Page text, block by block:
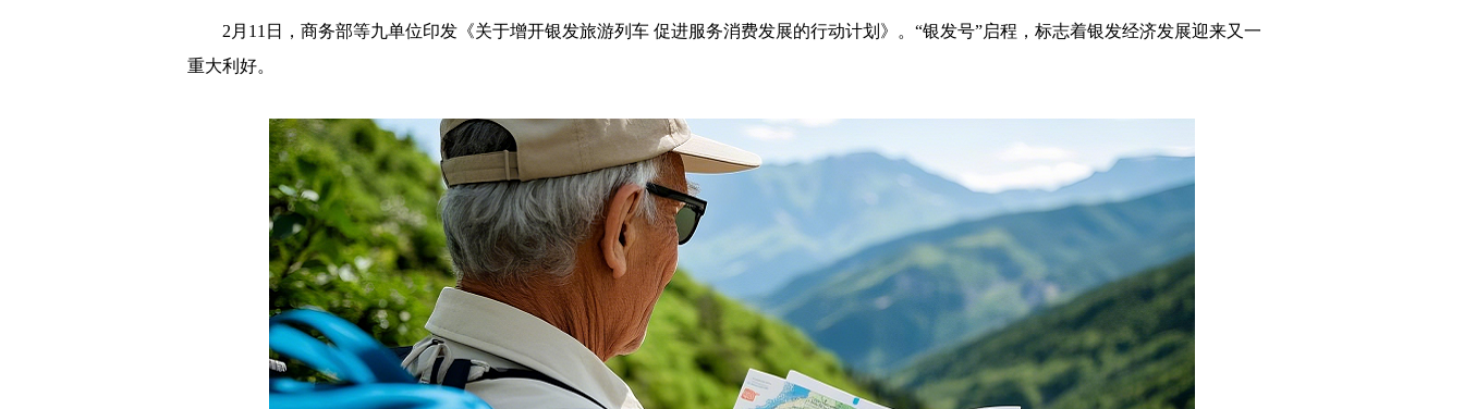
2月11日，商务部等九单位印发《关于增开银发旅游列车 促进服务消费发展的行动计划》。“银发号”启程，标志着银发经济发展迎来又一
重大利好。